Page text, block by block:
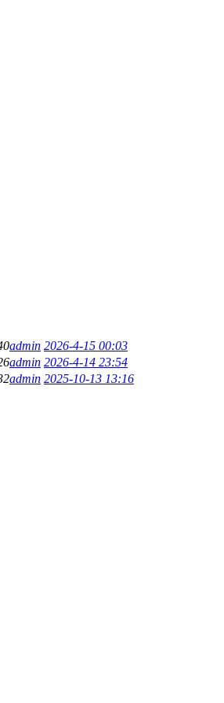
admin 2026-4-15 00:03
admin 2026-4-14 23:54
admin 2025-10-13 13:16